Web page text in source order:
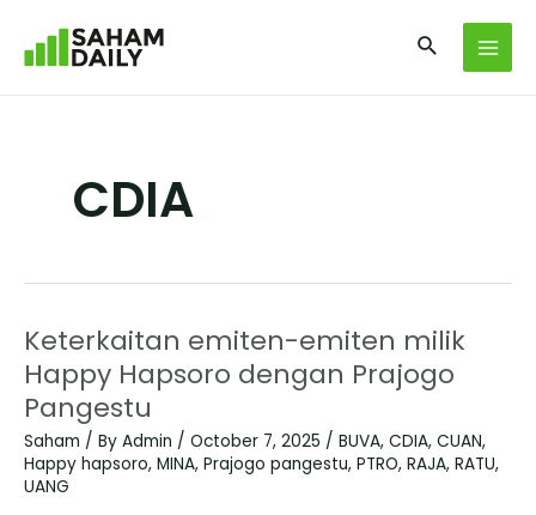
CDIA
Keterkaitan emiten-emiten milik
Happy Hapsoro dengan Prajogo
Pangestu
Saham / By Admin / October 7, 2025 / BUVA, CDIA, CUAN,
Happy hapsoro, MINA, Prajogo pangestu, PTRO, RAJA, RATU,
UANG